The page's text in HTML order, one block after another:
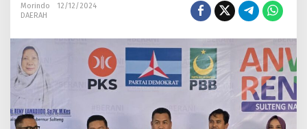
Ada
Morindo
12/12/2024
DAERAH